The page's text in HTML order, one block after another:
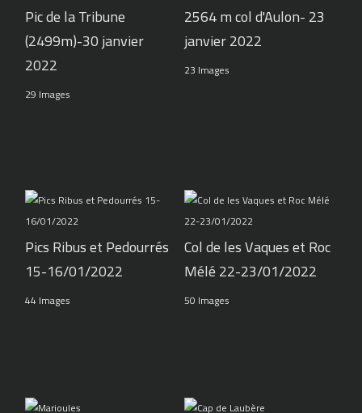
Pic de la Tribune
(2499m)-30 janvier
2022
29 Images
2564 m col d'Aulon- 23
janvier 2022
23 Images
Pics Ribus et Pedourrés
15-16/01/2022
44 Images
Col de les Vaques et Roc
Mélé 22-23/01/2022
50 Images